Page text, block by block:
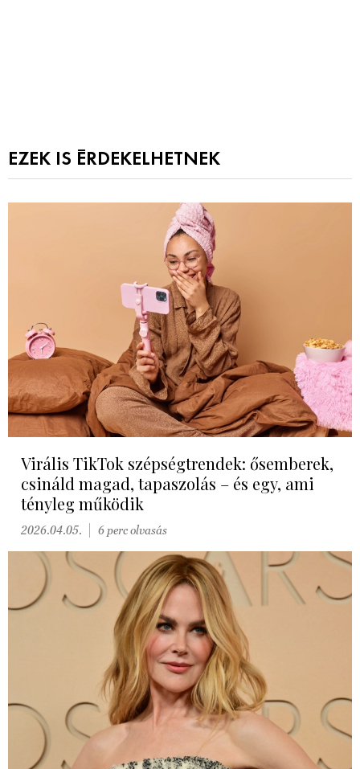
EZEK IS ÉRDEKELHETNEK
Virális TikTok szépségtrendek: ősemberek,
csináld magad, tapaszolás – és egy, ami
tényleg működik
2026.04.05. 6 perc olvasás